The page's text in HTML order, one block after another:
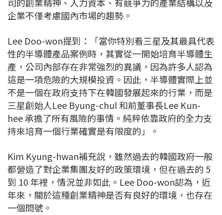
司的創業精神、人力資本、有競爭力的產業結構以及
企業不僅考慮國內市場的趨勢。
Lee Doo-won提到：「當你特別看三星及其最具代表
性的半導體產品案例時，其實從一開始培育半導體生
產，公司內部存在非常強烈的異議，因為許多人認為
這是一項危險的大規模投資。因此，半導體實際上並
不是一個在政府支持下在韓國發展起來的行業，而是
三星創始人Lee Byung-chul 和前董事長Lee Kun-
hee 承擔了所有風險的事情。純粹依靠政府的全力支
持來培育一個行業確實是有限度的」。
Kim Kyung-hwan補充說，雖然過去的韓國政府一般
都營造了對企業集團友好的政策環境，但在過去的 5
到 10 年裡，情況並非如此。Lee Doo-won認為，近
年來，關於這種創業精神是否有良好的環境，也存在
一個問號。